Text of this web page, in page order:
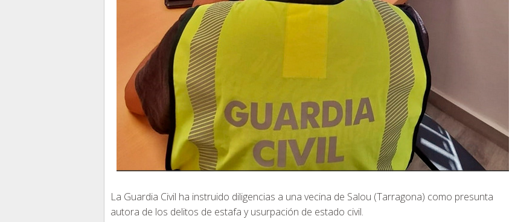
La Guardia Civil ha instruido diligencias a una vecina de Salou (Tarragona) como presunta
autora de los delitos de estafa y usurpación de estado civil.